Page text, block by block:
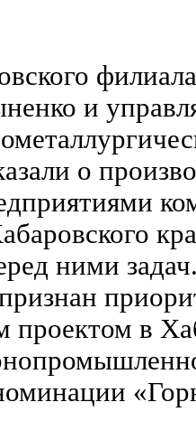
и
о
ними
в